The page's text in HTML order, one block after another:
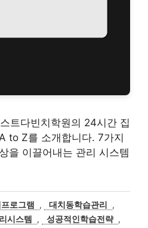
트다빈치학원의 24시간 집
to Z를 소개합니다. 7가지
을 이끌어내는 관리 시스템
로그램 , 대치동학습관리
,
시스템
, 성공적인학습전략 ,